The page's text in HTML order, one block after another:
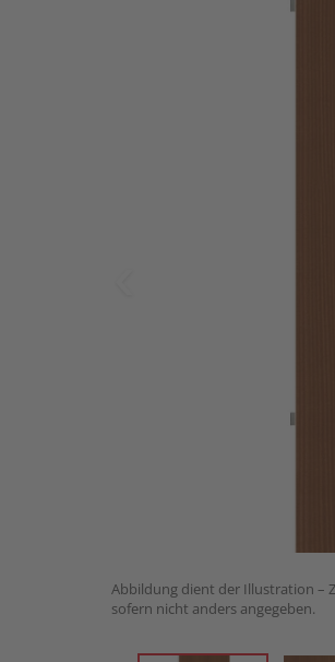
Abbildung dient der Illustration –
sofern nicht anders angegeben.